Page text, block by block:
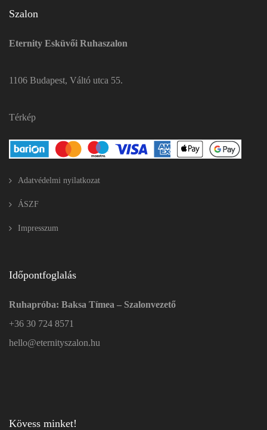
Szalon
Eternity Esküvői Ruhaszalon
1106 Budapest, Váltó utca 55.
Térkép
Adatvédelmi nyilatkozat
ÁSZF
Impresszum
Időpontfoglalás
Ruhapróba: Baksa Tímea – Szalonvezető
+36 30 724 8571
hello@eternityszalon.hu
Kövess minket!